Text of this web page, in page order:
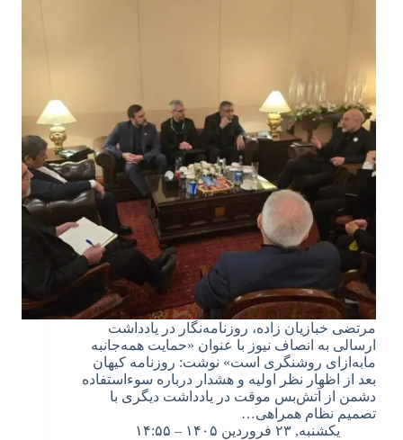
مرتضی خبازیان زاده، روزنامه‌نگار در یادداشت
ارسالی به انصاف نیوز با عنوان «حمایت همه‌جانبه
مابه‌ازای روشنگری است» نوشت: روزنامه کیهان
بعد از اظهار نظر اولیه و هشدار درباره سوءاستفاده
دشمن از آتش‌بس موقت در یادداشت دیگری با
تصمیم نظام همراهی…
یکشنبه, ۲۳ فروردین ۱۴۰۵ – ۱۴:۵۵